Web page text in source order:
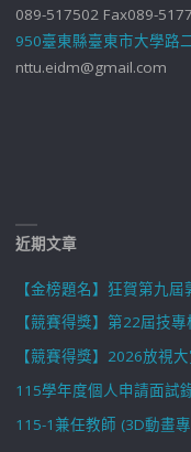
089-517502 Fax089-
950臺東縣臺東市大學路
nttu.eidm@gmail.com
近期文章
【金榜題名】狂賀第九
【競賽得獎】第22屆技
【競賽得獎】2026放視
115學年度個人申請面試
115-1兼任教師 (3D動畫